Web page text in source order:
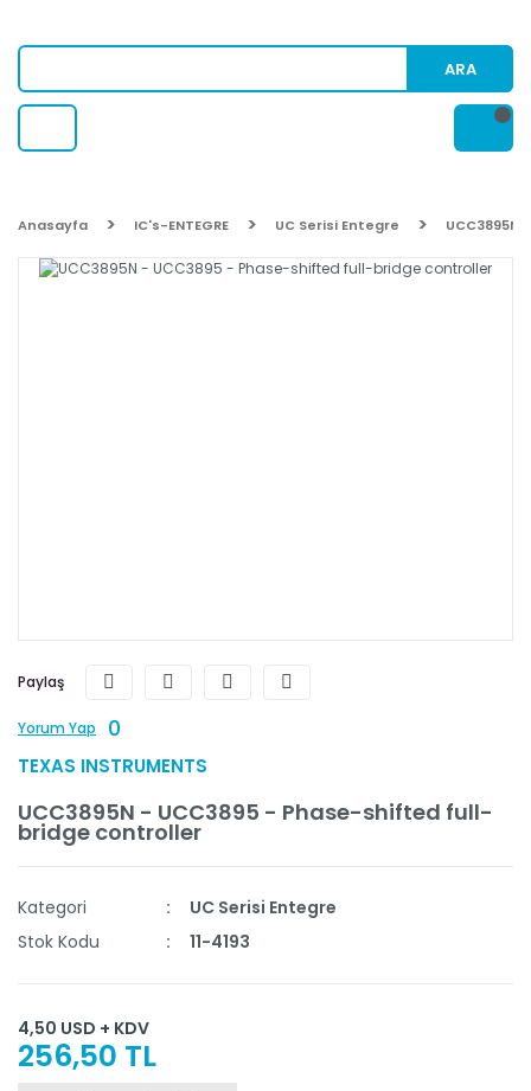
ARA
Anasayfa IC's-ENTEGRE UC Serisi Entegre
Paylaş
Yorum Yap 0
TEXAS INSTRUMENTS
UCC3895N - UCC3895 - Phase-shifted full-
bridge controller
Kategori
UC Serisi Entegre
Stok Kodu
11-4193
4,50 USD + KDV
256,50 TL